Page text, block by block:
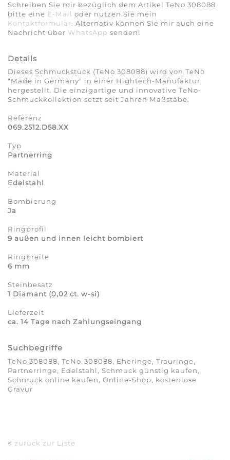
Schreiben Sie mir bezüglich dem Artikel TeNo 308088
bitte eine E-Mail oder nutzen Sie mein
Kontaktformular. Alternativ können Sie mir auch eine
Nachricht über WhatsApp senden!
Details
Dieses Schmuckstück (TeNo 308088) wird von TeNo
"Made in Germany" in einer Hightech-Manufaktur
hergestellt. Die einzigartige und innovative TeNo-
Schmuckkollektion setzt seit Jahren Maßstäbe.
Referenz
069.2512.D58.XX
Typ
Partnerring
Material
Edelstahl
Bombierung
Ja
Ringprofil
9 außen und innen leicht bombiert
Ringbreite
6 mm
Steinbesatz
1 Diamant (0,02 ct. w-si)
Lieferzeit
ca. 14 Tage nach Zahlungseingang
Suchbegriffe
TeNo 308088, TeNo-308088, Eheringe, Trauringe,
Partnerringe, Edelstahl, Schmuck günstig kaufen,
Schmuck online kaufen, Online-Shop, kostenlose
Gravur
< zurück zur Liste